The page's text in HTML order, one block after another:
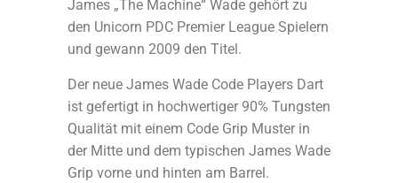
James „The Machine“ Wade gehört zu
den Unicorn PDC Premier League Spielern
und gewann 2009 den Titel.
Der neue James Wade Code Players Dart
ist gefertigt in hochwertiger 90% Tungsten
Qualität mit einem Code Grip Muster in
der Mitte und dem typischen James Wade
Grip vorne und hinten am Barrel.